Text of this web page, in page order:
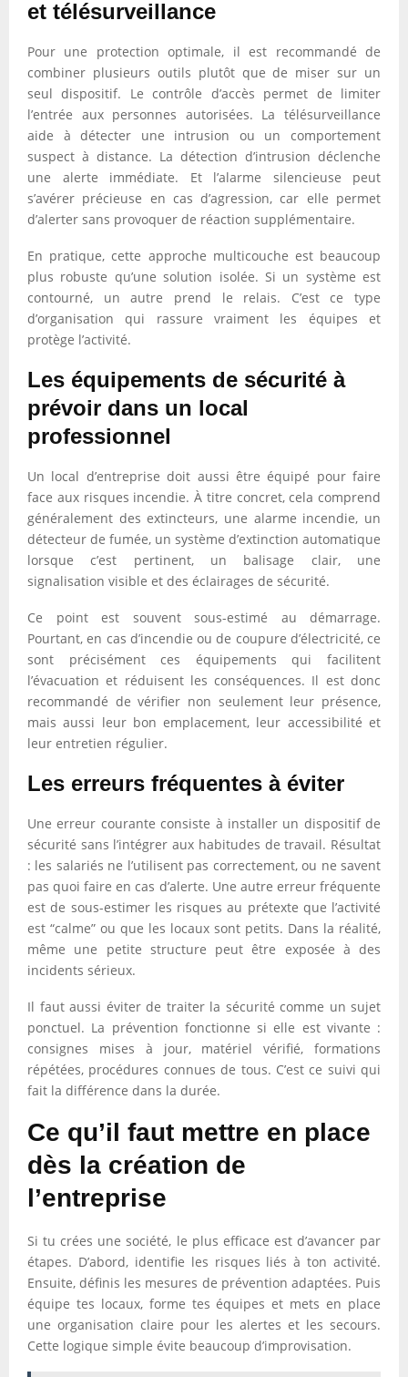
et télésurveillance
Pour une protection optimale, il est recommandé de
combiner plusieurs outils plutôt que de miser sur un
seul dispositif. Le contrôle d’accès permet de limiter
l’entrée aux personnes autorisées. La télésurveillance
aide à détecter une intrusion ou un comportement
suspect à distance. La détection d’intrusion déclenche
une alerte immédiate. Et l’alarme silencieuse peut
s’avérer précieuse en cas d’agression, car elle permet
d’alerter sans provoquer de réaction supplémentaire.
En pratique, cette approche multicouche est beaucoup
plus robuste qu’une solution isolée. Si un système est
contourné, un autre prend le relais. C’est ce type
d’organisation qui rassure vraiment les équipes et
protège l’activité.
Les équipements de sécurité à
prévoir dans un local
professionnel
Un local d’entreprise doit aussi être équipé pour faire
face aux risques incendie. À titre concret, cela comprend
généralement des extincteurs, une alarme incendie, un
détecteur de fumée, un système d’extinction automatique
lorsque c’est pertinent, un balisage clair, une
signalisation visible et des éclairages de sécurité.
Ce point est souvent sous-estimé au démarrage.
Pourtant, en cas d’incendie ou de coupure d’électricité, ce
sont précisément ces équipements qui facilitent
l’évacuation et réduisent les conséquences. Il est donc
recommandé de vérifier non seulement leur présence,
mais aussi leur bon emplacement, leur accessibilité et
leur entretien régulier.
Les erreurs fréquentes à éviter
Une erreur courante consiste à installer un dispositif de
sécurité sans l’intégrer aux habitudes de travail. Résultat
: les salariés ne l’utilisent pas correctement, ou ne savent
pas quoi faire en cas d’alerte. Une autre erreur fréquente
est de sous-estimer les risques au prétexte que l’activité
est “calme” ou que les locaux sont petits. Dans la réalité,
même une petite structure peut être exposée à des
incidents sérieux.
Il faut aussi éviter de traiter la sécurité comme un sujet
ponctuel. La prévention fonctionne si elle est vivante :
consignes mises à jour, matériel vérifié, formations
répétées, procédures connues de tous. C’est ce suivi qui
fait la différence dans la durée.
Ce qu’il faut mettre en place
dès la création de
l’entreprise
Si tu crées une société, le plus efficace est d’avancer par
étapes. D’abord, identifie les risques liés à ton activité.
Ensuite, définis les mesures de prévention adaptées. Puis
équipe tes locaux, forme tes équipes et mets en place
une organisation claire pour les alertes et les secours.
Cette logique simple évite beaucoup d’improvisation.